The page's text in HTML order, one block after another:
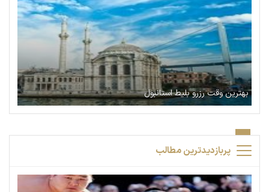
بهترین وقت رزرو بلیط استانبول
پربازدیدترین مطالب